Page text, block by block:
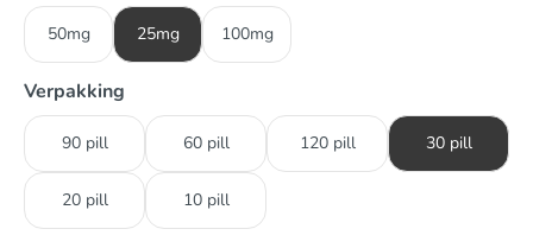
50mg 25mg 100mg
Verpakking
90 pill 60 pill 120 pill 30 pill
20 pill 10 pill